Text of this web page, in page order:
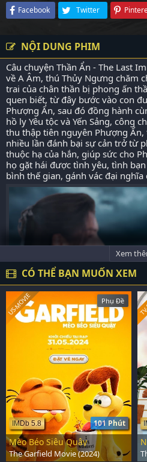
Facebook Twitter
NỘI DUNG PHIM
Câu chuyện Thần Ẩn - The Last
về A Âm, thú Thủy Ngưng chăm
trai của chân thần bị phong ấn
quen biết, từ đây bước vào con
Phượng Ẩn, sau đó đồng hành
hồ ly Yêu tộc và Yến Sảng, công
thu thập tiên nguyên Phượng
nhiều lần đánh bại sự cản trở từ
thuộc hạ của hắn, giúp sức cho
họ gặt hái được tình yêu, tình
bình thế gian, gánh vác đại nghĩa
Xem
CÓ THỂ BẠN MUỐN XEM
Phụ Đề
101 Phút
IMDb 5.8
US-MOVIE
Mèo Béo Siêu Quậy
The Garfield Movie (2024)